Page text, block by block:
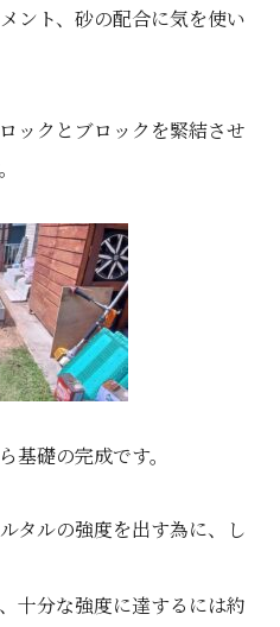
ント、砂の配合に気を使い
ックとブロックを緊結させ
基礎の完成です。
タルの強度を出す為に、し
十分な強度に達するには約